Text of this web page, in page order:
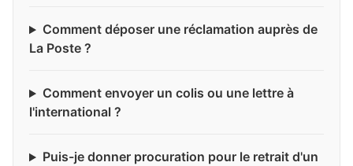
Comment déposer une réclamation auprès de
La Poste ?
Comment envoyer un colis ou une lettre à
l'international ?
Puis-je donner procuration pour le retrait d'un